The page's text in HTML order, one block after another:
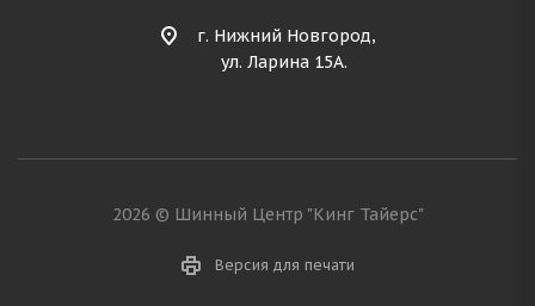
г. Нижний Новгород,
ул. Ларина 15А.
2026 © Шинный Центр "Кинг Тайерс"
Версия для печати